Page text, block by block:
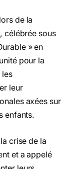
de la
célébrée sous
» en
pour la
les
leur
axées sur
enfants.
crise de la
et a appelé